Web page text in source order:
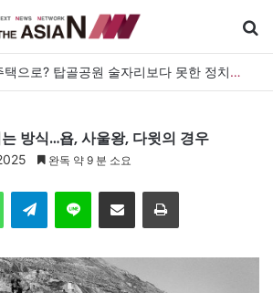
폐버스를 청년주택으로? 탑골공원 술자리보다 못한 정치의 상상력
방식…욥, 사울왕, 다윗의 경우
완독 약 9 분 소요
WhatsAppTelegramLine 이메일 인쇄